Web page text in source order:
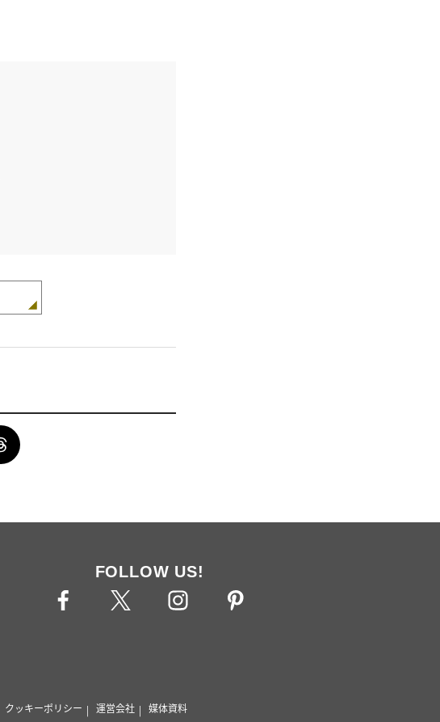
FOLLOW US!
クッキーポリシー 運営会社 媒体資料